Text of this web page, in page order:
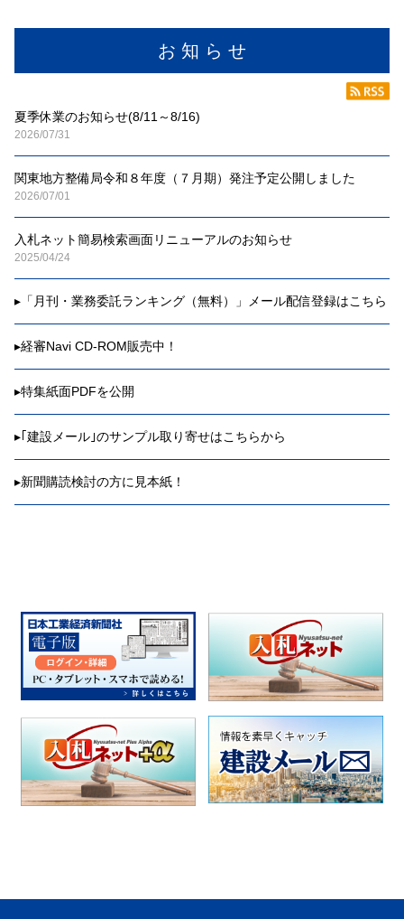
お 知 ら せ
夏季休業のお知らせ(8/11～8/16)
2026/07/31
関東地方整備局令和８年度（７月期）発注予定公開しました
2026/07/01
入札ネット簡易検索画面リニューアルのお知らせ
2025/04/24
▸ 「月刊・業務委託ランキング（無料）」メール配信登録はこちら
▸経審Navi CD-ROM販売中！
▸特集紙面PDFを公開
▸ ｢建設メール｣のサンプル取り寄せはこちらから
▸新聞購読検討の方に見本紙！